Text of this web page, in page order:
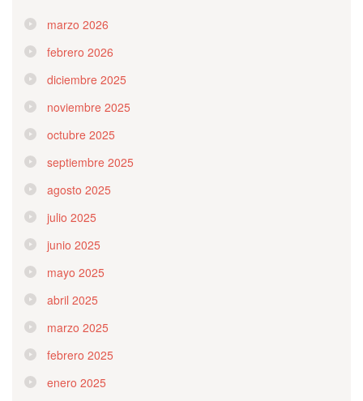
marzo 2026
febrero 2026
diciembre 2025
noviembre 2025
octubre 2025
septiembre 2025
agosto 2025
julio 2025
junio 2025
mayo 2025
abril 2025
marzo 2025
febrero 2025
enero 2025